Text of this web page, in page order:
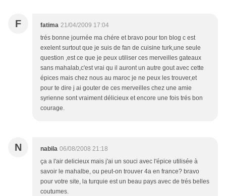
F fatima 21/04/2009 17:04
trés bonne journée ma chére et bravo pour ton blog c est
exelent surtout que je suis de fan de cuisine turk,une seule
question ,est ce que je peux utiliser ces merveilles gateaux
sans mahalab,c'est vrai qu il auront un autre gout avec cette
épices mais chez nous au maroc je ne peux les trouver,et
pour te dire j ai gouter de ces merveilles chez une amie
syrienne sont vraiment délicieux et encore une fois trés bon
courage.
N nabila 06/08/2008 21:18
ça a l'air delicieux mais j'ai un souci avec l'épice utilisée à
savoir le mahalbe, ou peut-on trouver 4a en france? bravo
pour votre site, la turquie est un beau pays avec de trés belles
coutumes.